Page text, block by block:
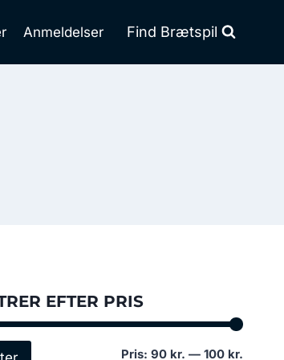
Anmeldelser Find Brætspil
EFTER PRIS
Pris: 90 kr. — 100 kr.